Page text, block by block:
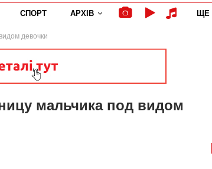
СПОРТ АРХІВ ЩЕ
девочки
мальчика под видом